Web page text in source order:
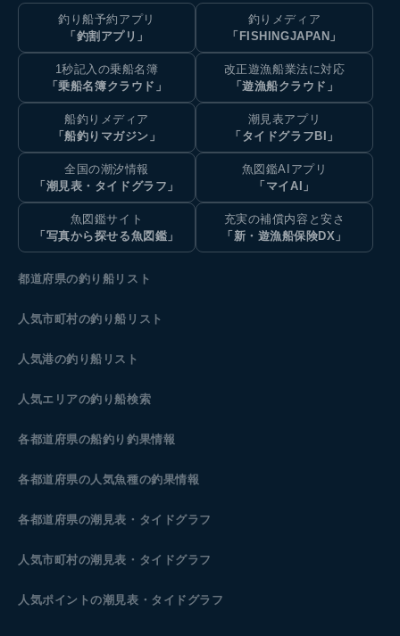
釣り船予約アプリ
「釣割アプリ」
釣りメディア
「FISHINGJAPAN」
1秒記入の乗船名簿
「乗船名簿クラウド」
改正遊漁船業法に対応
「遊漁船クラウド」
船釣りメディア
「船釣りマガジン」
潮見表アプリ
「タイドグラフBI」
全国の潮汐情報
「潮見表・タイドグラフ」
魚図鑑AIアプリ
「マイAI」
魚図鑑サイト
「写真から探せる魚図鑑」
充実の補償内容と安さ
「新・遊漁船保険DX」
都道府県の釣り船リスト
人気市町村の釣り船リスト
人気港の釣り船リスト
人気エリアの釣り船検索
各都道府県の船釣り釣果情報
各都道府県の人気魚種の釣果情報
各都道府県の潮見表 ・タイドグラフ
人気市町村の潮見表・タイドグラフ
人気ポイントの潮見表・タイドグラフ